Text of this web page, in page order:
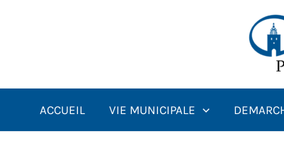
ACCUEIL VIE MUNICIPALE